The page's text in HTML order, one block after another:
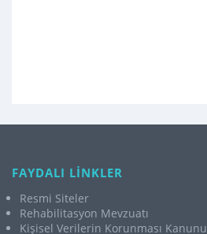
FAYDALI LİNKLER
Resmi Siteler
Rehabilitasyon Mevzuatı
Kişisel Verilerin Korunması Kanunu